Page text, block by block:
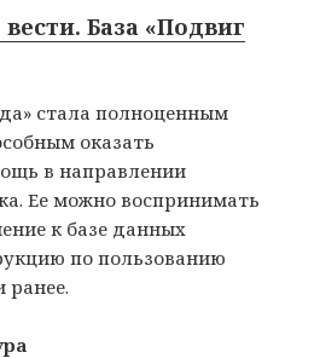
База «Подвиг
стала полноценным
оказать
в направлении
Ее можно воспринимать
к базе данных
по пользованию
ранее.